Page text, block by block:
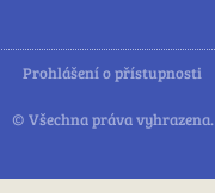
Prohlášení o přístupnosti
© Všechna práva vyhrazena.